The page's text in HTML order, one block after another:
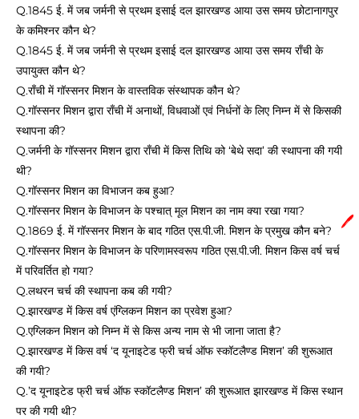
Q.1845 ई. में जब जर्मनी से प्रथम इसाई दल झारखण्ड आया उस समय छोटानागपुर
के कमिश्नर कौन थे?
Q.1845 ई. में जब जर्मनी से प्रथम इसाई दल झारखण्ड आया उस समय राँची के
उपायुक्त कौन थे?
Q.राँची में गॉस्सनर मिशन के वास्तविक संस्थापक कौन थे?
Q.गॉस्सनर मिशन द्वारा राँची में अनाथों, विधवाओं एवं निर्धनों के लिए निम्न में से किसकी
स्थापना की?
Q.जर्मनी के गॉस्सनर मिशन द्वारा राँची में किस तिथि को ‘बेथे सदा’ की स्थापना की गयी
थी?
Q.गॉस्सनर मिशन का विभाजन कब हुआ?
Q.गॉस्सनर मिशन के विभाजन के पश्चात् मूल मिशन का नाम क्या रखा गया?
Q.1869 ई. में गॉस्सनर मिशन के बाद गठित एस.पी.जी. मिशन के प्रमुख कौन बने?
Q.गॉस्सनर मिशन के विभाजन के परिणामस्वरूप गठित एस.पी.जी. मिशन किस वर्ष चर्च
में परिवर्तित हो गया?
Q.लथरन चर्च की स्थापना कब की गयी?
Q.झारखण्ड में किस वर्ष एंग्लिकन मिशन का प्रवेश हुआ?
Q.एग्लिकन मिशन को निम्न में से किस अन्य नाम से भी जाना जाता है?
Q.झारखण्ड में किस वर्ष ‘द यूनाइटेड फ्री चर्च ऑफ स्कॉटलैण्ड मिशन’ की शुरूआत
की गयी?
Q.’द यूनाइटेड फ्री चर्च ऑफ स्कॉटलैण्ड मिशन’ की शुरूआत झारखण्ड में किस स्थान
पर की गयी थी?
🖊️